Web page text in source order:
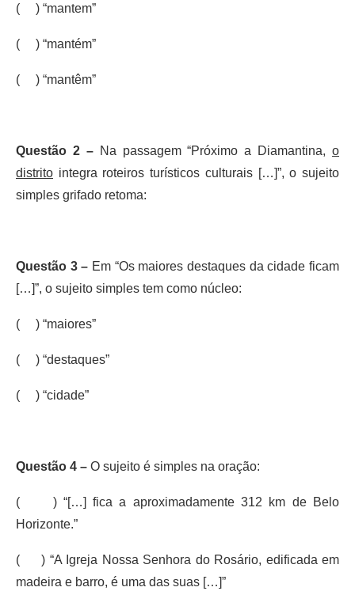
( ) “mantem”
( ) “mantém”
( ) “mantêm”
Questão 2 –Na passagem “Próximo a Diamantina, o
distrito integra roteiros turísticos culturais […]”, o sujeito
simples grifado retoma:
Questão 3 – Em “Os maiores destaques da cidade ficam
[…]”, o sujeito simples tem como núcleo:
( ) “maiores”
( ) “destaques”
( ) “cidade”
Questão 4 – O sujeito é simples na oração:
( ) “[…] fica a aproximadamente 312 km de Belo
Horizonte.”
( ) “A Igreja Nossa Senhora do Rosário, edificada em
madeira e barro, é uma das suas […]”